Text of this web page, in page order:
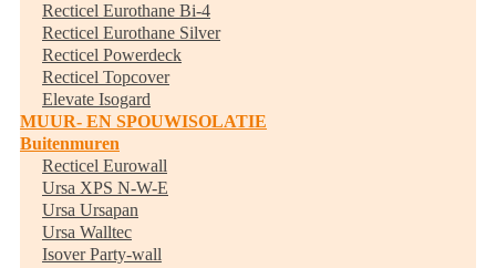
Recticel Eurothane Bi-4
Recticel Eurothane Silver
Recticel Powerdeck
Recticel Topcover
Elevate Isogard
MUUR- EN SPOUWISOLATIE
Buitenmuren
Recticel Eurowall
Ursa XPS N-W-E
Ursa Ursapan
Ursa Walltec
Isover Party-wall